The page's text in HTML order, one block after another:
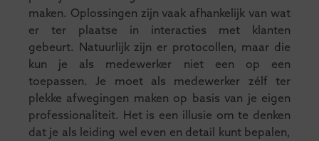
maken. Oplossingen zijn vaak afhankelijk van wat
er ter plaatse in interacties met klanten
gebeurt. Natuurlijk zijn er protocollen, maar die
kun je als medewerker niet een op een
toepassen. Je moet als medewerker zélf ter
plekke afwegingen maken op basis van je eigen
professionaliteit. Het is een illusie om te denken
dat je als leiding wel even en detail kunt bepalen,